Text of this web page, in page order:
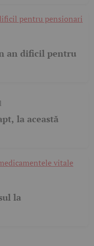
an dificil pentru
la această
la